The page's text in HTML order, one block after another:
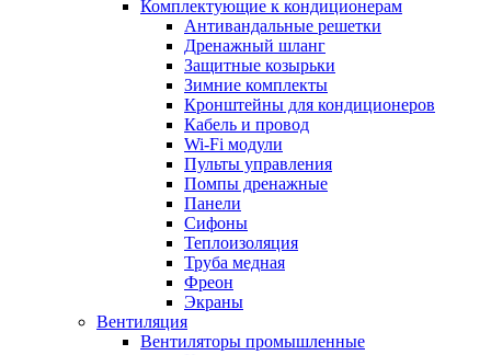
Комплектующие к кондиционерам
Антивандальные решетки
Дренажный шланг
Защитные козырьки
Зимние комплекты
Кронштейны для кондиционеров
Кабель и провод
Wi-Fi модули
Пульты управления
Помпы дренажные
Панели
Сифоны
Теплоизоляция
Труба медная
Фреон
Экраны
Вентиляция
Вентиляторы промышленные